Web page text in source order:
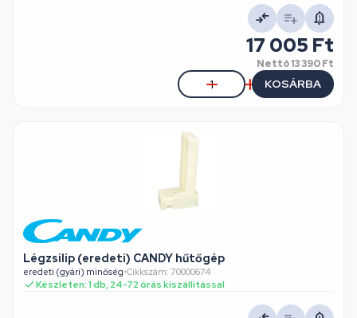
17 005 Ft
Nettó13 390 Ft
KOSÁRBA
Légzsilip (eredeti) CANDY hűtőgép
eredeti (gyári) minőség•Cikkszám: 70000674
Készleten: 1 db, 24-72 órás kiszállítással